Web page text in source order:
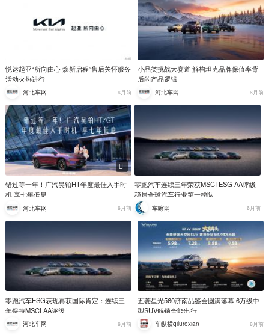
悦达起亚“所向由心 焕新启程”售后关怀服务
活动火热进行
河北车网 6月前
小品类挑战大赛道 解构坦克品牌保值率背
后的产品逻辑
河北车网 6月前
错过等一年！广汽昊铂HT年度最佳入手时
机 享七年低息
河北车网 6月前
零跑汽车连续三年荣获MSCI ESG AA评级
稳居全球汽车行业第一梯队
车嚓网 6月前
零跑汽车ESG表现再获国际肯定：连续三
年保持MSCI AA评级
河北车网 6月前
五菱星光560济南品鉴会圆满落幕 6万级中
型SUV解锁全能出行
车纵横qilurexian 6月前